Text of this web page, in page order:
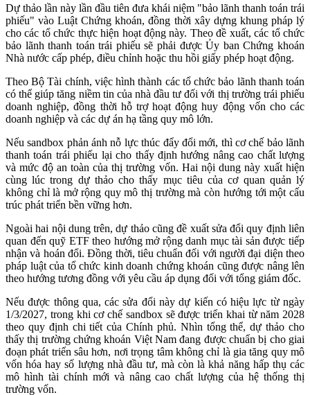
Dự thảo lần này lần đầu tiên đưa khái niệm "bảo lãnh thanh toán trái
phiếu" vào Luật Chứng khoán, đồng thời xây dựng khung pháp lý
cho các tổ chức thực hiện hoạt động này. Theo đề xuất, các tổ chức
bảo lãnh thanh toán trái phiếu sẽ phải được Ủy ban Chứng khoán
Nhà nước cấp phép, điều chỉnh hoặc thu hồi giấy phép hoạt động.
Theo Bộ Tài chính, việc hình thành các tổ chức bảo lãnh thanh toán
có thể giúp tăng niềm tin của nhà đầu tư đối với thị trường trái phiếu
doanh nghiệp, đồng thời hỗ trợ hoạt động huy động vốn cho các
doanh nghiệp và các dự án hạ tầng quy mô lớn.
Nếu sandbox phản ánh nỗ lực thúc đẩy đổi mới, thì cơ chế bảo lãnh
thanh toán trái phiếu lại cho thấy định hướng nâng cao chất lượng
và mức độ an toàn của thị trường vốn. Hai nội dung này xuất hiện
cùng lúc trong dự thảo cho thấy mục tiêu của cơ quan quản lý
không chỉ là mở rộng quy mô thị trường mà còn hướng tới một cấu
trúc phát triển bền vững hơn.
Ngoài hai nội dung trên, dự thảo cũng đề xuất sửa đổi quy định liên
quan đến quỹ ETF theo hướng mở rộng danh mục tài sản được tiếp
nhận và hoán đổi. Đồng thời, tiêu chuẩn đối với người đại diện theo
pháp luật của tổ chức kinh doanh chứng khoán cũng được nâng lên
theo hướng tương đồng với yêu cầu áp dụng đối với tổng giám đốc.
Nếu được thông qua, các sửa đổi này dự kiến có hiệu lực từ ngày
1/3/2027, trong khi cơ chế sandbox sẽ được triển khai từ năm 2028
theo quy định chi tiết của Chính phủ. Nhìn tổng thể, dự thảo cho
thấy thị trường chứng khoán Việt Nam đang được chuẩn bị cho giai
đoạn phát triển sâu hơn, nơi trọng tâm không chỉ là gia tăng quy mô
vốn hóa hay số lượng nhà đầu tư, mà còn là khả năng hấp thụ các
mô hình tài chính mới và nâng cao chất lượng của hệ thống thị
trường vốn.